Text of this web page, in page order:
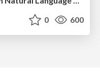
0 600